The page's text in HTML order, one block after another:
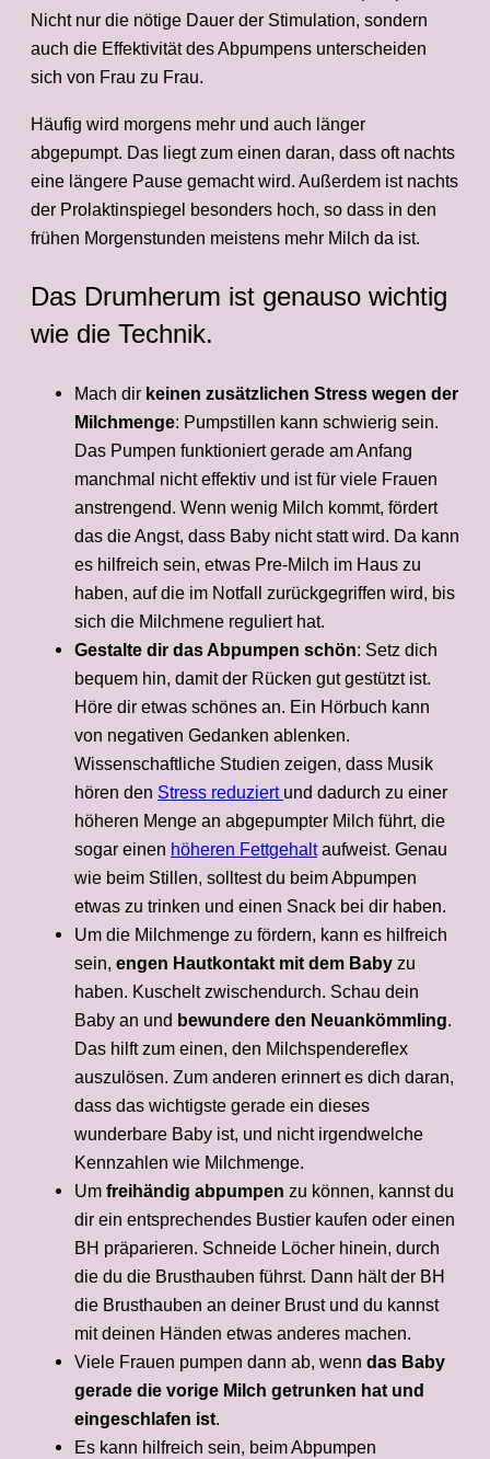
Nicht nur die nötige Dauer der Stimulation, sondern
auch die Effektivität des Abpumpens unterscheiden
sich von Frau zu Frau.
Häufig wird morgens mehr und auch länger
abgepumpt. Das liegt zum einen daran, dass oft nachts
eine längere Pause gemacht wird. Außerdem ist nachts
der Prolaktinspiegel besonders hoch, so dass in den
frühen Morgenstunden meistens mehr Milch da ist.
Das Drumherum ist genauso wichtig
wie die Technik.
Mach dir keinen zusätzlichen Stress wegen der
Milchmenge: Pumpstillen kann schwierig sein.
Das Pumpen funktioniert gerade am Anfang
manchmal nicht effektiv und ist für viele Frauen
anstrengend. Wenn wenig Milch kommt, fördert
das die Angst, dass Baby nicht statt wird. Da kann
es hilfreich sein, etwas Pre-Milch im Haus zu
haben, auf die im Notfall zurückgegriffen wird, bis
sich die Milchmene reguliert hat.
Gestalte dir das Abpumpen schön: Setz dich
bequem hin, damit der Rücken gut gestützt ist.
Höre dir etwas schönes an. Ein Hörbuch kann
von negativen Gedanken ablenken.
Wissenschaftliche Studien zeigen, dass Musik
hören den Stress reduziert und dadurch zu einer
höheren Menge an abgepumpter Milch führt, die
sogar einen höheren Fettgehaltaufweist. Genau
wie beim Stillen, solltest du beim Abpumpen
etwas zu trinken und einen Snack bei dir haben.
Um die Milchmenge zu fördern, kann es hilfreich
sein, engen Hautkontakt mit dem Baby zu
haben. Kuschelt zwischendurch. Schau dein
Baby an und bewundere den Neuankömmling.
Das hilft zum einen, den Milchspendereflex
auszulösen. Zum anderen erinnert es dich daran,
dass das wichtigste gerade ein dieses
wunderbare Baby ist, und nicht irgendwelche
Kennzahlen wie Milchmenge.
Um freihändig abpumpen zu können, kannst du
dir ein entsprechendes Bustier kaufen oder einen
BH präparieren. Schneide Löcher hinein, durch
die du die Brusthauben führst. Dann hält der BH
die Brusthauben an deiner Brust und du kannst
mit deinen Händen etwas anderes machen.
Viele Frauen pumpen dann ab, wenn das Baby
gerade die vorige Milch getrunken hat und
eingeschlafen ist.
Es kann hilfreich sein, beim Abpumpen